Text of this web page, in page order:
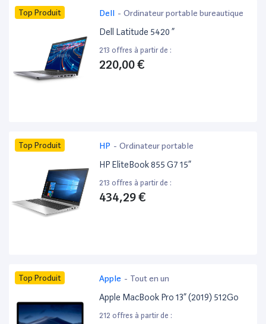
Top Produit Dell - Ordinateur portable bureautique
Dell Latitude 5420 ”
213 offres à partir de :
220,00 €
Top Produit HP - Ordinateur portable
HP EliteBook 855 G7 15”
213 offres à partir de :
434,29 €
Top Produit Apple - Tout en un
Apple MacBook Pro 13” (2019) 512Go
212 offres à partir de :